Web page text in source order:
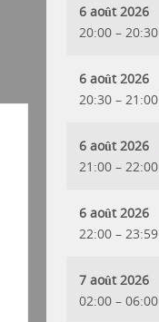
6 août 2026
20:00 – 20:30
6 août 2026
20:30 – 21:00
6 août 2026
21:00 – 22:00
6 août 2026
22:00 – 23:59
7 août 2026
02:00 – 06:00